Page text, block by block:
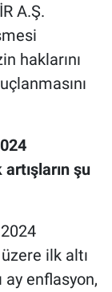
A.Ş.
haklarını
şu
ilk altı
ay enflasyon,